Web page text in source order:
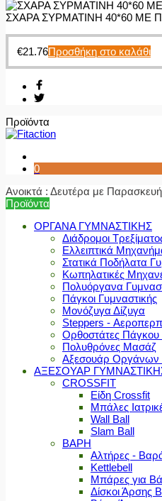
ΣΧΑΡΑ ΣΥΡΜΑΤΙΝΗ 40*60 ME
€21.76Προσθήκη στο καλάθι
Προϊόντα
0
Ανοικτά : Δευτέρα με
Προϊόντα
ΟΡΓΑΝΑ ΓΥΜΝΑΣΤΙΚΗΣ
Διάδρομοι
Ελλειπτικά
Στατικά Ποδήλατα
Κωπηλατικές
Πολυόργανα
Πάγκοι Γυμναστικής
Μονόζυγα Δίζυγα
Steppers -
Ορθοστάτες
Πολυθρόνες Μασάζ
Αξεσουάρ Οργάνων
ΑΞΕΣΟΥΑΡ
CROSSFIT
Είδη Crossfit
Μπάλες
Wall Ball
Slam Ball
ΒΑΡΗ
Αλτήρες -
Kettlebell
Μπάρες για
Δίσκοι Άρσης